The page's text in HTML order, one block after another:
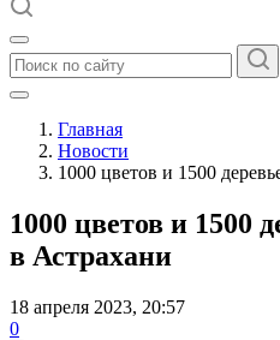
Главная
Новости
1000 цветов и 1500
1000 цветов и 1500
в Астрахани
18 апреля 2023, 20:57
0